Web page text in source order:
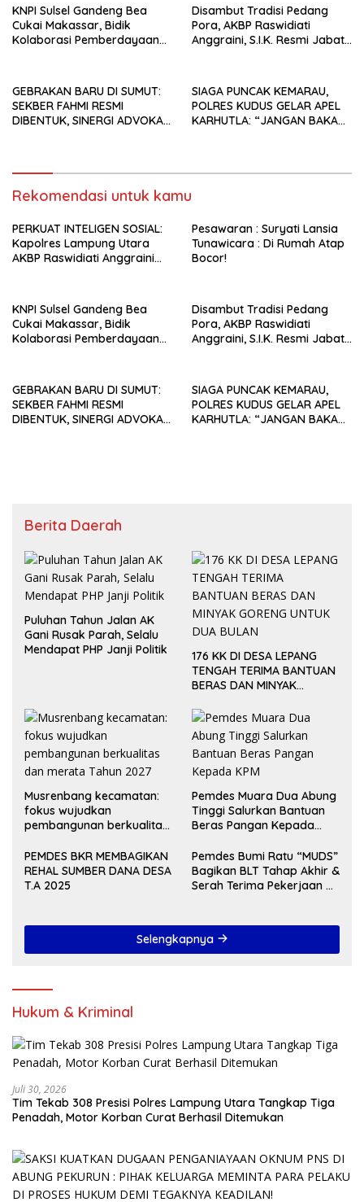
KNPI Sulsel Gandeng Bea
Cukai Makassar, Bidik
Kolaborasi Pemberdayaan
Disambut Tradisi Pedang
Pora, AKBP Raswidiati
Anggraini, S.I.K. Resmi Jabat
GEBRAKAN BARU DI SUMUT:
SEKBER FAHMI RESMI
DIBENTUK, SINERGI ADVOKAT
SIAGA PUNCAK KEMARAU,
POLRES KUDUS GELAR APEL
KARHUTLA: “JANGAN BAKAR
Rekomendasi untuk kamu
PERKUAT INTELIGEN SOSIAL:
Kapolres Lampung Utara
AKBP Raswidiati Anggraini
Pesawaran : Suryati Lansia
Tunawicara : Di Rumah Atap
Bocor!
KNPI Sulsel Gandeng Bea
Cukai Makassar, Bidik
Kolaborasi Pemberdayaan
Disambut Tradisi Pedang
Pora, AKBP Raswidiati
Anggraini, S.I.K. Resmi Jabat
GEBRAKAN BARU DI SUMUT:
SEKBER FAHMI RESMI
DIBENTUK, SINERGI ADVOKAT
SIAGA PUNCAK KEMARAU,
POLRES KUDUS GELAR APEL
KARHUTLA: “JANGAN BAKAR
Berita Daerah
Puluhan Tahun Jalan AK
Gani Rusak Parah, Selalu
Mendapat PHP Janji Politik
176 KK DI DESA LEPANG
TENGAH TERIMA BANTUAN
BERAS DAN MINYAK
BULAN
Musrenbang kecamatan:
fokus wujudkan
pembangunan berkualitas
Pemdes Muara Dua Abung
Tinggi Salurkan Bantuan
Beras Pangan Kepada
PEMDES BKR MEMBAGIKAN
REHAL SUMBER DANA DESA
T.A 2025
Pemdes Bumi Ratu “MUDS”
Bagikan BLT Tahap Akhir &
Serah Terima Pekerjaan Di
Selengkapnya
Hukum & Kriminal
Juli 30, 2026
Tim Tekab 308 Presisi Polres Lampung Utara Tangkap Tiga
Penadah, Motor Korban Curat Berhasil Ditemukan